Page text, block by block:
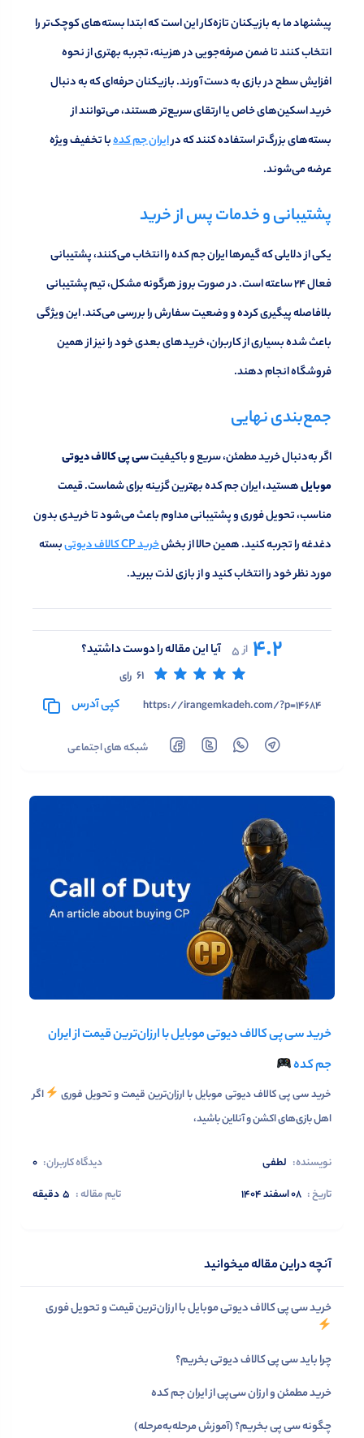
خرید سی‌ پی کالاف دیوتی موبایل با ارزان‌ترین قیمت از ایران
جم کده
خرید سی‌ پی کالاف دیوتی موبایل با ارزان‌ترین قیمت و تحویل فوری
اگر
اهل بازی‌های اکشن و آنلاین باشید،
نویسنده: لطفی دیدگاه کاربران: 0
تاریخ : ۰۸ اسفند ۱۴۰۴ تایم مقاله : 5دقیقه
آنچه دراین مقاله میخوانید
خرید سی‌ پی کالاف دیوتی موبایل با ارزان‌ترین قیمت و تحویل فوری
چرا باید سی‌ پی کالاف دیوتی بخریم؟
خرید مطمئن و ارزان سی‌پی از ایران جم کده
چگونه سی‌ پی بخریم؟ (آموزش مرحله‌به‌مرحله)
پیشنهاد ما به بازیکنان تازه‌کار این است که ابتدا بسته‌های کوچک‌تر را
انتخاب کنند تا ضمن صرفه‌جویی در هزینه، تجربه بهتری از نحوه
افزایش سطح در بازی به دست آورند. بازیکنان حرفه‌ای که به دنبال
خرید اسکین‌های خاص یا ارتقای سریع‌تر هستند، می‌توانند از
بسته‌های بزرگ‌تر استفاده کنند که درایران جم کدهبا تخفیف ویژه
عرضه می‌شوند.
پشتیبانی و خدمات پس از خرید
یکی از دلایلی که گیمرها ایران جم کده را انتخاب می‌کنند، پشتیبانی
فعال ۲۴ ساعته است. در صورت بروز هرگونه مشکل، تیم پشتیبانی
بلافاصله پیگیری کرده و وضعیت سفارش را بررسی می‌کند. این ویژگی
باعث شده بسیاری از کاربران، خریدهای بعدی خود را نیز از همین
فروشگاه انجام دهند.
جمع‌بندی نهایی
اگر به‌دنبال خرید مطمئن، سریع و باکیفیتسی‌ پی کالاف دیوتی
موبایلهستید، ایران جم کده بهترین گزینه برای شماست. قیمت
مناسب، تحویل فوری و پشتیبانی مداوم باعث می‌شود تا خریدی بدون
دغدغه را تجربه کنید. همین حالا از بخشخرید CP کالاف دیوتی
بسته
مورد نظر خود را انتخاب کنید و از بازی لذت ببرید.
4.2 از 5 آیا این مقاله را دوست داشتید؟
61 رای
https://irangemkadeh.com/?p=14684
کپی آدرس
شبکه های اجتماعی